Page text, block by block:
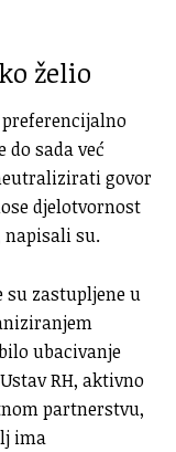
želio
do sada već
govor
djelotvornost
napisali su.
su zastupljene u
ubacivanje
RH, aktivno
partnerstvu,
ima